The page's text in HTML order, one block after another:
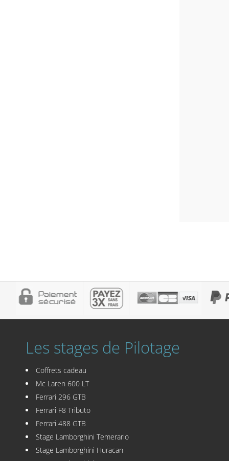
Les stages de Pilotage
Coffrets cadeau
Mc Laren 600 LT
Ferrari 296 GTB
Ferrari F8 Tributo
Ferrari 488 GTB
Stage Lamborghini Temerario
Stage Lamborghini Huracan